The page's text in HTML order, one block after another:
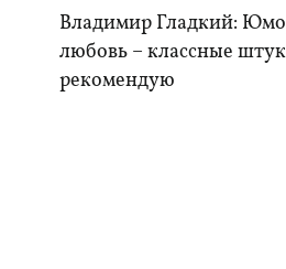
Владимир Гладкий:
любовь – классные
рекомендую